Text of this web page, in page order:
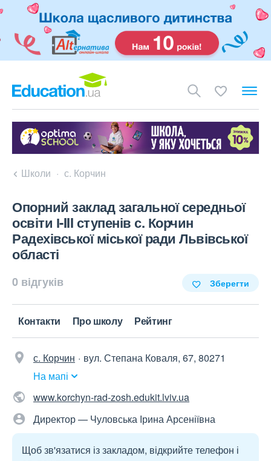
Школи с. Корчин
Опорний заклад загальної середньої
освіти І-III ступенів с. Корчин
Радехівської міської ради Львівської
області
0 відгуків Зберегти
Контакти Про школу Рейтинг
с. Корчин
вул. Степана Коваля, 67, 80271
На мапі
www.korchyn-rad-zosh.edukit.lviv.ua
Директор — Чуловська Ірина Арсеніївна
Щоб зв'язатися із закладом, відкрийте телефон і